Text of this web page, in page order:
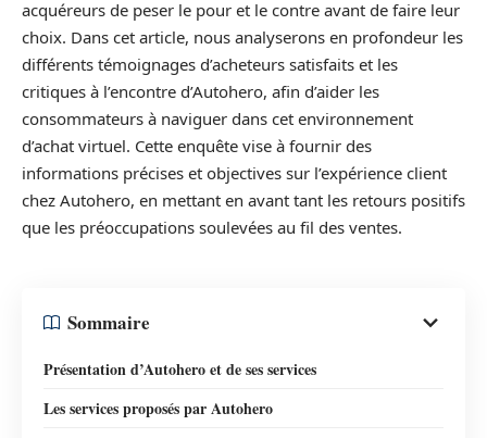
acquéreurs de peser le pour et le contre avant de faire leur
choix. Dans cet article, nous analyserons en profondeur les
différents témoignages d’acheteurs satisfaits et les
critiques à l’encontre d’Autohero, afin d’aider les
consommateurs à naviguer dans cet environnement
d’achat virtuel. Cette enquête vise à fournir des
informations précises et objectives sur l’expérience client
chez Autohero, en mettant en avant tant les retours positifs
que les préoccupations soulevées au fil des ventes.
Sommaire
Présentation d’Autohero et de ses services
Les services proposés par Autohero